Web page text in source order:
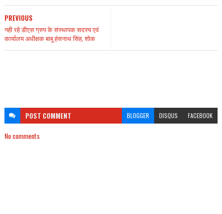
PREVIOUS
नही रहे डीएस ग्रुप के संस्थापक सदस्य एवं
कार्यालय अधीक्षक बाबू हंसनाथ सिंह, शोक
POST COMMENT BLOGGER DISQUS FACEBOOK
No comments